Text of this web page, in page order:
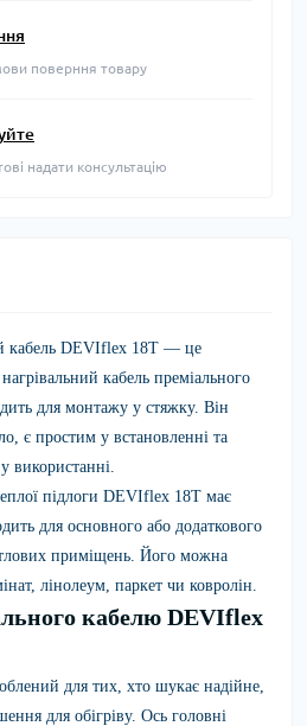
поверння товару
надати консультацію
кабель DEVIflex 18T — це
кабель преміального
для монтажу у стяжку. Він
є простим у встановленні та
використанні.
підлоги DEVIflex 18T має
для основного або додаткового
приміщень. Його можна
лінолеум, паркет чи ковролін.
кабелю DEVIflex
для тих, хто шукає надійне,
для обігріву. Ось головні